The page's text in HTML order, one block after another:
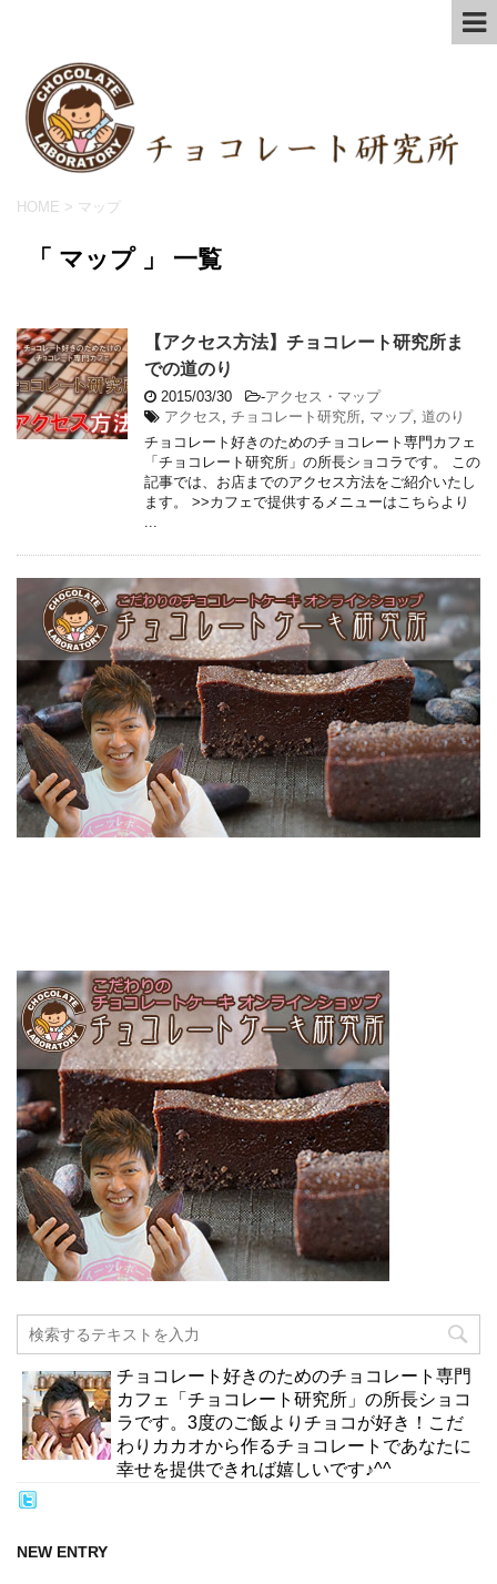
HOME > マップ
「 マップ 」 一覧
【アクセス方法】チョコレート研究所ま
での道のり
2015/03/30 -アクセス・マップ
アクセス
チョコレート研究所 マップ, 道のり
チョコレート好きのためのチョコレート専門カフェ
「チョコレート研究所」の所長ショコラです。 この
記事では、お店までのアクセス方法をご紹介いたし
ます。 >>カフェで提供するメニューはこちらより
チョコレート好きのためのチョコレート専門
カフェ「チョコレート研究所」の所長ショコ
ラです。3度のご飯よりチョコが好き！こだ
わりカカオから作るチョコレートであなたに
幸せを提供できれば嬉しいです♪^^
NEW ENTRY